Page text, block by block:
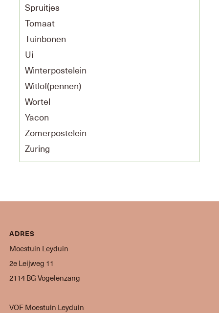
Spruitjes
Tomaat
Tuinbonen
Ui
Winterpostelein
Witlof(pennen)
Wortel
Yacon
Zomerpostelein
Zuring
ADRES
Moestuin Leyduin
2e Leijweg 11
2114 BG Vogelenzang
VOF Moestuin Leyduin